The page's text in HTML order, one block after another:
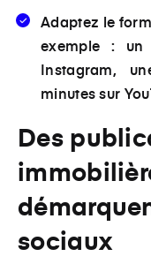
Adaptez le
exemple : un
Instagram,
minutes sur
Des
sociaux